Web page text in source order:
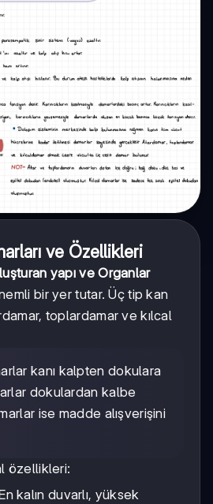
ve Özellikleri
yapı ve Organlar
bir yer tutar. Üç tip kan
toplardamar ve kılcal
kanı kalpten dokulara
dokulardan kalbe
ise madde alışverişini
özellikleri:
kalın duvarlı, yüksek